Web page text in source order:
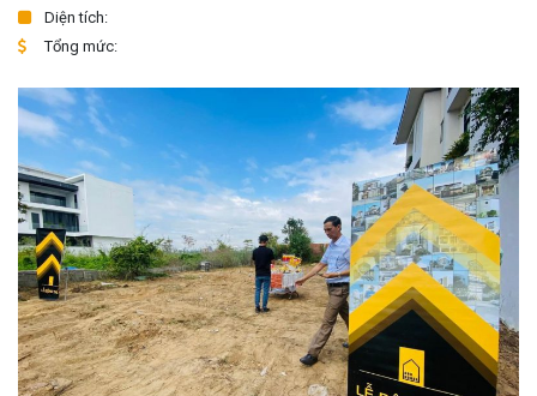
Diện tích:
Tổng mức: